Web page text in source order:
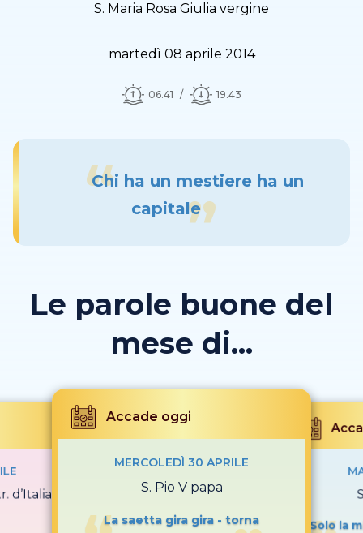
S. Maria Rosa Giulia vergine
martedì 08 aprile 2014
06.41 19.43
Chi ha un mestiere ha un
capitale
Le parole buone del
mese di...
d’Italia e
Accade oggi
MERCOLEDÌ 30 APRILE
S. Pio V papa
La saetta gira gira - torna
Solo la